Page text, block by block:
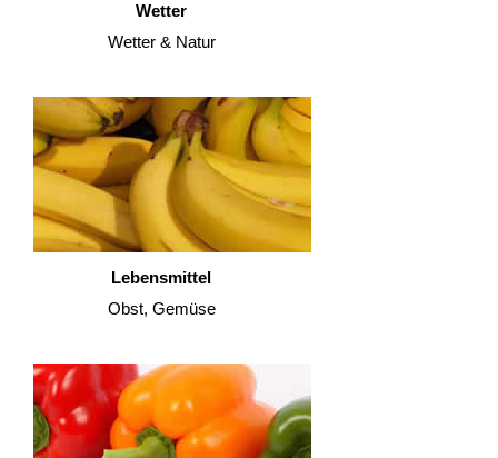
Wetter
Wetter & Natur
Lebensmittel
Obst, Gemüse